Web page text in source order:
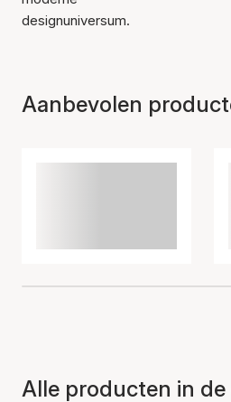
designuniversum.
Aanbevolen
Alle producten in